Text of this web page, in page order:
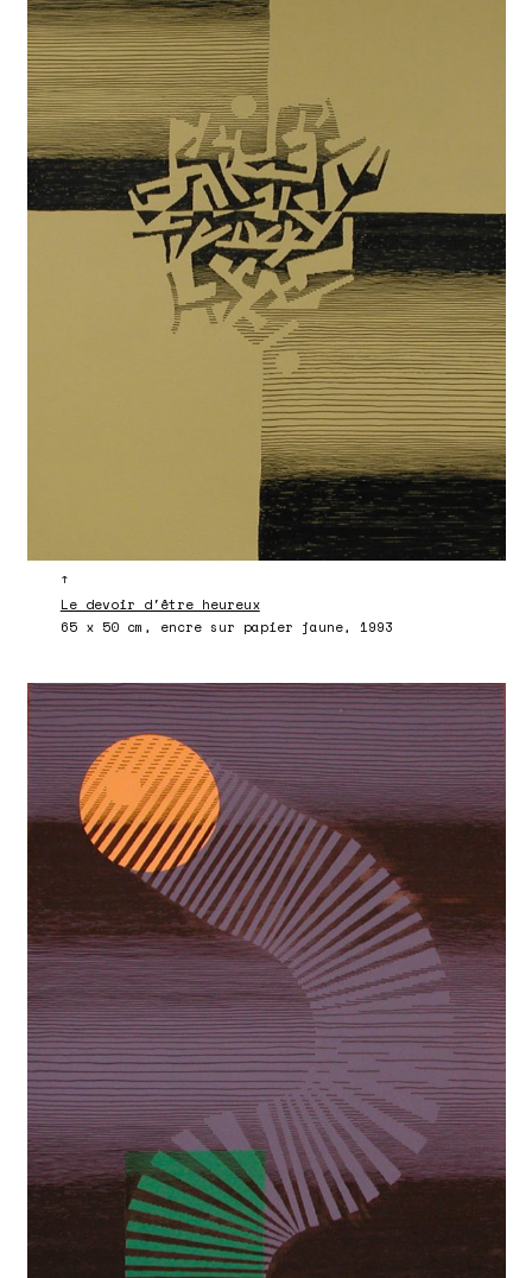
↑
Le devoir d'être heureux
65 x 50 cm, encre sur papier jaune, 1993